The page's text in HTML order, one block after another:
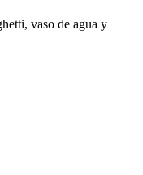
vaso de agua y